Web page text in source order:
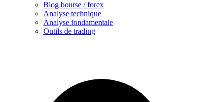
Blog bourse / forex
Analyse technique
Analyse fondamentale
Outils de trading